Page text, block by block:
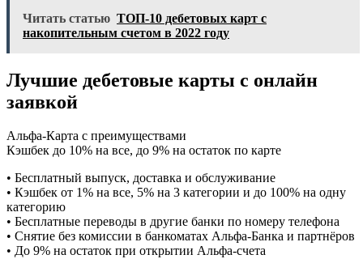
Читать статью ТОП-10 дебетовых карт с
накопительным счетом в 2022 году
Лучшие дебетовые карты с онлайн
заявкой
Альфа-Карта c преимуществами
Кэшбек до 10% на все, до 9% на остаток по карте
• Бесплатный выпуск, доставка и обслуживание
• Кэшбек от 1% на все, 5% на 3 категории и до 100% на одну
категорию
• Бесплатные переводы в другие банки по номеру телефона
• Снятие без комиссии в банкоматах Альфа-Банка и партнёров
• До 9% на остаток при открытии Альфа-счета